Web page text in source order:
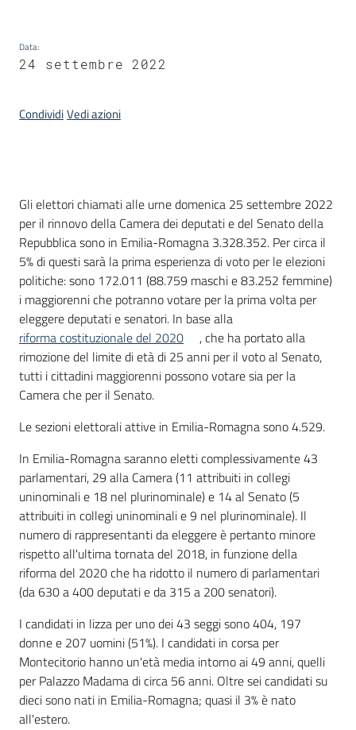
Data:
24 settembre 2022
CondividiVedi azioni
Introduzione
Gli elettori chiamati alle urne domenica 25 settembre 2022
per il rinnovo della Camera dei deputati e del Senato della
Repubblica sono in Emilia-Romagna 3.328.352. Per circa il
5% di questi sarà la prima esperienza di voto per le elezioni
politiche: sono 172.011 (88.759 maschi e 83.252 femmine)
i maggiorenni che potranno votare per la prima volta per
eleggere deputati e senatori. In base alla
riforma costituzionale del 2020
, che ha portato alla
rimozione del limite di età di 25 anni per il voto al Senato,
tutti i cittadini maggiorenni possono votare sia per la
Camera che per il Senato.
Le sezioni elettorali attive in Emilia-Romagna sono 4.529.
In Emilia-Romagna saranno eletti complessivamente 43
parlamentari, 29 alla Camera (11 attribuiti in collegi
uninominali e 18 nel plurinominale) e 14 al Senato (5
attribuiti in collegi uninominali e 9 nel plurinominale). Il
numero di rappresentanti da eleggere è pertanto minore
rispetto all'ultima tornata del 2018, in funzione della
riforma del 2020 che ha ridotto il numero di parlamentari
(da 630 a 400 deputati e da 315 a 200 senatori).
I candidati in lizza per uno dei 43 seggi sono 404, 197
donne e 207 uomini (51%). I candidati in corsa per
Montecitorio hanno un'età media intorno ai 49 anni, quelli
per Palazzo Madama di circa 56 anni. Oltre sei candidati su
dieci sono nati in Emilia-Romagna; quasi il 3% è nato
all'estero.